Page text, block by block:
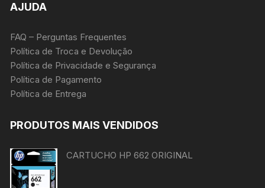
AJUDA
FAQ – Perguntas Frequentes
Política de Troca e Devolução
Política de Privacidade e Segurança
Política de Pagamento
Política de Entrega
PRODUTOS MAIS VENDIDOS
CARTUCHO HP 662 ORIGINAL